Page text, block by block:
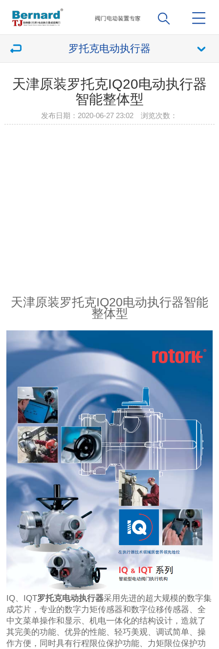
罗托克电动执行器
天津原装罗托克IQ20电动执行器
智能整体型
发布日期：2020-06-27 23:02 浏览次数：
天津原装罗托克IQ20电动执行器智能
整体型
IQ、IQT罗托克电动执行器采用先进的超大规模的数字集
成芯片，专业的数字力矩传感器和数字位移传感器、全
中文菜单操作和显示、机电一体化的结构设计，造就了
其完美的功能、优异的性能、轻巧美观、调试简单、操
作方便，同时具有行程限位保护功能、力矩限位保护功